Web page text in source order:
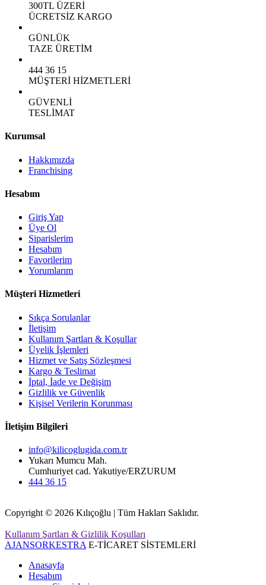
300TL ÜZERİ
ÜCRETSİZ KARGO
GÜNLÜK
TAZE ÜRETİM
444 36 15
MÜŞTERİ HİZMETLERİ
GÜVENLİ
TESLİMAT
Kurumsal
Hakkımızda
Franchising
Hesabım
Giriş Yap
Üye Ol
Siparislerim
Hesabım
Favorilerim
Yorumlarım
Müşteri Hizmetleri
Sıkça Sorulanlar
İletişim
Kullanım Şartları & Koşullar
Üyelik İşlemleri
Hizmet ve Satış Sözleşmesi
Kargo & Teslimat
İptal, İade ve Değişim
Gizlilik ve Güvenlik
Kişisel Verilerin Korunması
İletişim Bilgileri
info@kilicoglugida.com.tr
Yukarı Mumcu Mah.
Cumhuriyet cad. Yakutiye/ERZURUM
444 36 15
Copyright © 2026 Kılıçoğlu | Tüm Hakları Saklıdır.
Kullanım Şartları & Gizlilik Koşulları
AJANSORKESTRA E-TİCARET SİSTEMLERİ
Anasayfa
Hesabım